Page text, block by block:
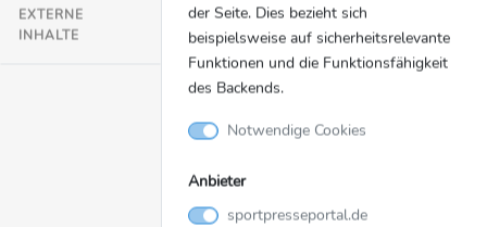
Porsche AG
EXTERNE
INHALTE
der Seite. Dies bezieht sich
beispielsweise auf sicherheitsrelevante
Funktionen und die Funktionsfähigkeit
des Backends.
Notwendige Cookies
Anbieter
sportpresseportal.de